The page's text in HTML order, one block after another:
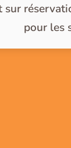
sur
pour les